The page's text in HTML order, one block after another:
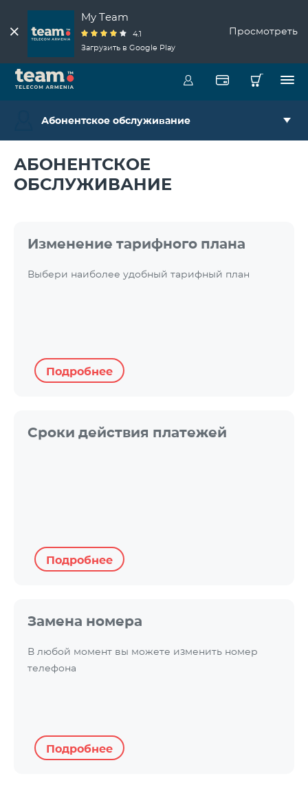
My Team
4.1
Загрузить в Google Play
Просмотреть
Абонентское обслуживание
АБОНЕНТСКОЕ
ОБСЛУЖИВАНИЕ
Изменение тарифного плана
Выбери наиболее удобный тарифный план
Подробнее
Сроки действия платежей
Подробнее
Замена номера
В любой момент вы можете изменить номер
телефона
Подробнее